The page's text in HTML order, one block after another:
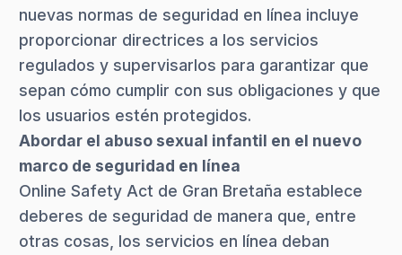
nuevas normas de seguridad en línea incluye
proporcionar directrices a los servicios
regulados y supervisarlos para garantizar que
sepan cómo cumplir con sus obligaciones y que
los usuarios estén protegidos.
Abordar el abuso sexual infantil en el nuevo
marco de seguridad en línea
Online Safety Act de Gran Bretaña establece
deberes de seguridad de manera que, entre
otras cosas, los servicios en línea deban